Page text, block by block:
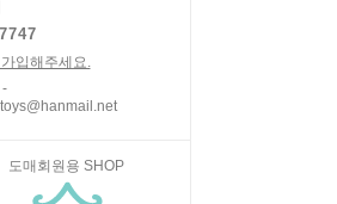
입해주세요.
-
도매회원용 SHOP